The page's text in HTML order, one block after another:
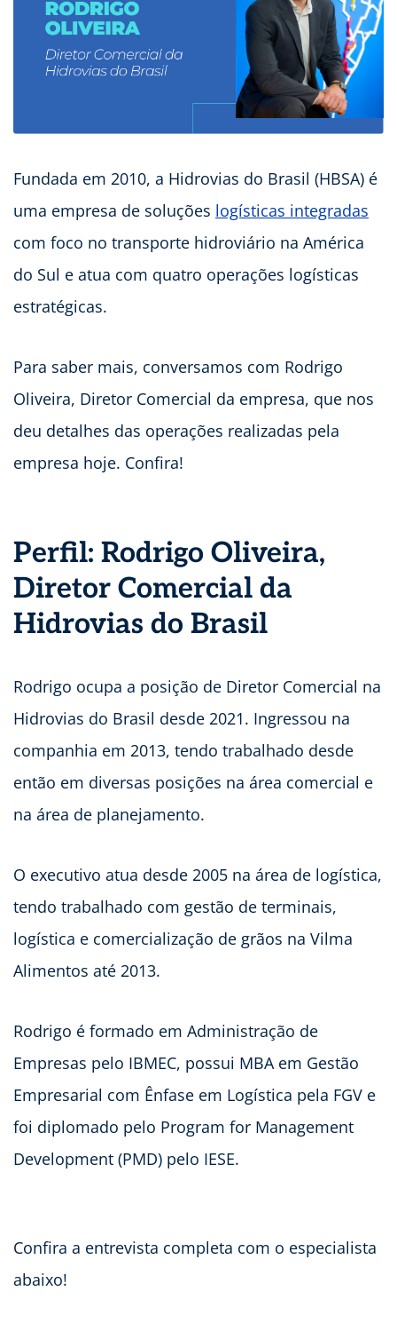
Fundada em 2010, a Hidrovias do Brasil (HBSA) é
uma empresa de soluções logísticas integradas
com foco no transporte hidroviário na América
do Sul e atua com quatro operações logísticas
estratégicas.
Para saber mais, conversamos com Rodrigo
Oliveira, Diretor Comercial da empresa, que nos
deu detalhes das operações realizadas pela
empresa hoje. Confira!
Perfil: Rodrigo Oliveira,
Diretor Comercial da
Hidrovias do Brasil
Rodrigo ocupa a posição de Diretor Comercial na
Hidrovias do Brasil desde 2021. Ingressou na
companhia em 2013, tendo trabalhado desde
então em diversas posições na área comercial e
na área de planejamento.
O executivo atua desde 2005 na área de logística,
tendo trabalhado com gestão de terminais,
logística e comercialização de grãos na Vilma
Alimentos até 2013.
Rodrigo é formado em Administração de
Empresas pelo IBMEC, possui MBA em Gestão
Empresarial com Ênfase em Logística pela FGV e
foi diplomado pelo Program for Management
Development (PMD) pelo IESE.
Confira a entrevista completa com o especialista
abaixo!